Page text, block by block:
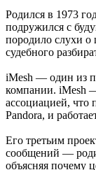
Родился в 1973
подружился с
породило слухи
судебного
iMesh — один из
компании. iMesh
ассоциацией, что
Pandora, и
Его третьим
сообщений —
объясняя почему